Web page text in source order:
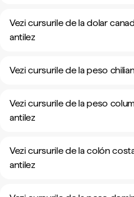
Vezi cursurile de la dolar
antilez
Vezi cursurile de la peso
Vezi cursurile de la peso
antilez
Vezi cursurile de la colón
antilez